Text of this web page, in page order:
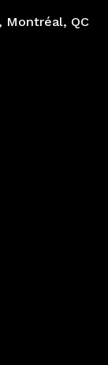
Montréal, QC